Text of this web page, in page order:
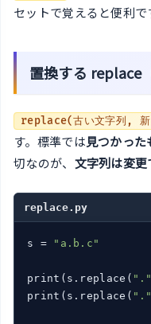
セットで覚えると便利で
置換する replace
replace(古い文字列, 新
す。標準では見つかった
切なのが、 文字列は変更
replace.py
s = "a.b.c"
print(s.replace( "."
print(s.replace( "."